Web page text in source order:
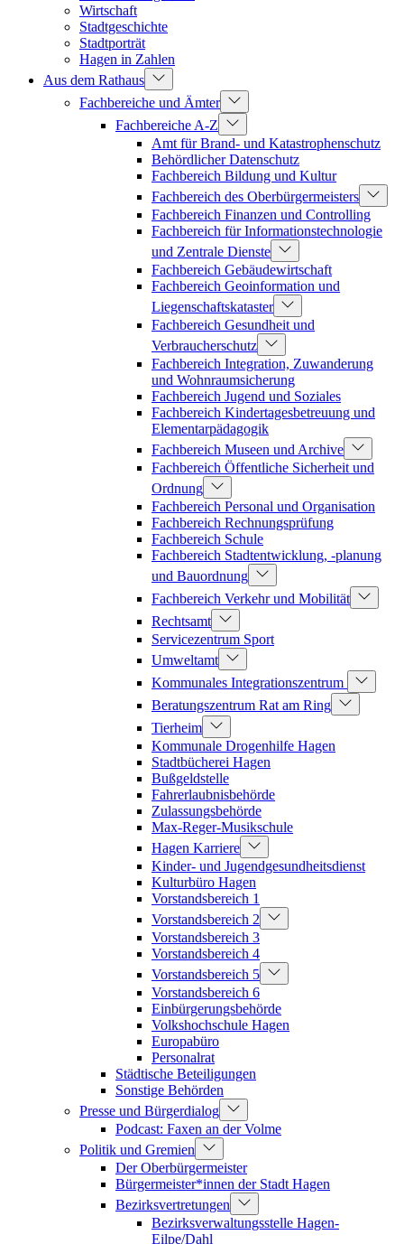
Wirtschaft
Stadtgeschichte
Stadtporträt
Hagen in Zahlen
Aus dem Rathaus
Fachbereiche und Ämter
Fachbereiche A-Z
Amt für Brand- und Katastrophenschutz
Behördlicher Datenschutz
Fachbereich Bildung und Kultur
Fachbereich des Oberbürgermeisters
Fachbereich Finanzen und Controlling
Fachbereich für Informationstechnologie
und Zentrale Dienste
Fachbereich Gebäudewirtschaft
Fachbereich Geoinformation und
Liegenschaftskataster
Fachbereich Gesundheit und
Verbraucherschutz
Fachbereich Integration, Zuwanderung
und Wohnraumsicherung
Fachbereich Jugend und Soziales
Fachbereich Kindertagesbetreuung und
Elementarpädagogik
Fachbereich Museen und Archive
Fachbereich Öffentliche Sicherheit und
Ordnung
Fachbereich Personal und Organisation
Fachbereich Rechnungsprüfung
Fachbereich Schule
Fachbereich Stadtentwicklung, -planung
und Bauordnung
Fachbereich Verkehr und Mobilität
Rechtsamt
Servicezentrum Sport
Umweltamt
Kommunales Integrationszentrum
Beratungszentrum Rat am Ring
Tierheim
Kommunale Drogenhilfe Hagen
Stadtbücherei Hagen
Bußgeldstelle
Fahrerlaubnisbehörde
Zulassungsbehörde
Max-Reger-Musikschule
Hagen Karriere
Kinder- und Jugendgesundheitsdienst
Kulturbüro Hagen
Vorstandsbereich 1
Vorstandsbereich 2
Vorstandsbereich 3
Vorstandsbereich 4
Vorstandsbereich 5
Vorstandsbereich 6
Einbürgerungsbehörde
Volkshochschule Hagen
Europabüro
Personalrat
Städtische Beteiligungen
Sonstige Behörden
Presse und Bürgerdialog
Podcast: Faxen an der Volme
Politik und Gremien
Der Oberbürgermeister
Bürgermeister*innen der Stadt Hagen
Bezirksvertretungen
Bezirksverwaltungsstelle Hagen-
Eilpe/Dahl